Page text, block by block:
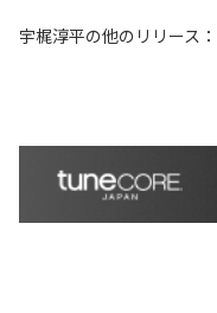
宇梶淳平の他のリリース：